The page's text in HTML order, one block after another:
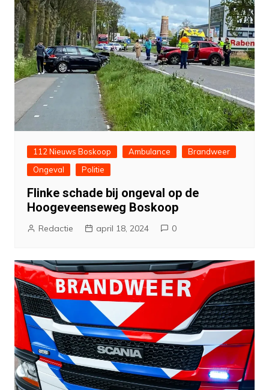
112 Nieuws Boskoop Ambulance
Brandweer
Ongeval
Politie
Flinke schade bij ongeval op de
Hoogeveenseweg Boskoop
Redactie april 18, 2024 0